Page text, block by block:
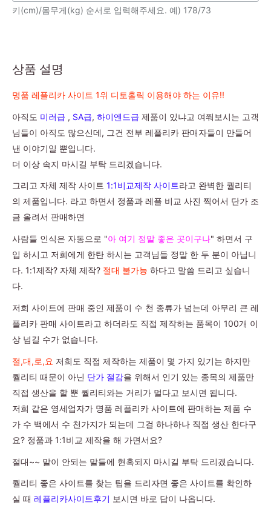
키(cm)/몸무게(kg) 순서로 입력해주세요. 예) 178/73
상품 설명
명품 레플리카 사이트 1위 디토홀릭 이용해야 하는 이유!!
아직도 미러급 , SA급, 하이엔드급 제품이 있냐고 여쭤보시는 고객
님들이 아직도 많으신데, 그건 전부 레플리카 판매자들이 만들어
낸 이야기일 뿐입니다.
더 이상 속지 마시길 부탁 드리겠습니다.
그리고 자체 제작 사이트 1:1비교제작 사이트라고 완벽한 퀄리티
의 제품입니다. 라고 하면서 정품과 레플 비교 사진 찍어서 단가 조
금 올려서 판매하면
사람들 인식은 자동으로 "아 여기 정말 좋은 곳이구나" 하면서 구
입 하시고 저희에게 한탄 하시는 고객님들 정말 한 두 분이 아닙니
다. 1:1제작? 자체 제작? 절대 불가능 하다고 말씀 드리고 싶습니
다.
저희 사이트에 판매 중인 제품이 수 천 종류가 넘는데 아무리 큰 레
플리카 판매 사이트라고 하더라도 직접 제작하는 품목이 100개 이
상 넘길 수가 없습니다.
절,대,로,요 저희도 직접 제작하는 제품이 몇 가지 있기는 하지만
퀄리티 때문이 아닌 단가 절감을 위해서 인기 있는 종목의 제품만
직접 생산을 할 뿐 퀄리티와는 거리가 멀다고 보시면 됩니다.
저희 같은 영세업자가 명품 레플리카 사이트에 판매하는 제품 수
가 수 백에서 수 천가지가 되는데 그걸 하나하나 직접 생산 한다구
요? 정품과 1:1비교 제작을 해 가면서요?
절대~~ 말이 안되는 말들에 현혹되지 마시길 부탁 드리겠습니다.
퀄리티 좋은 사이트를 찾는 팁을 드리자면 좋은 사이트를 확인하
실 때 레플리카사이트후기 보시면 바로 답이 나옵니다.